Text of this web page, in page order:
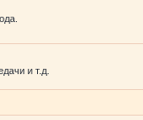
и т.д.